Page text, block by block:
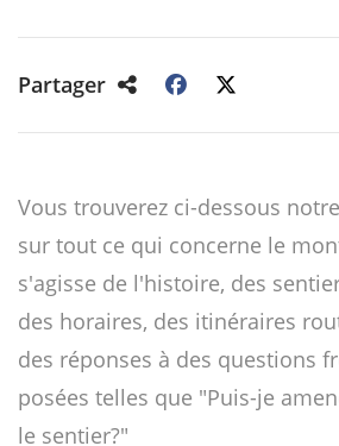
Partager
Vous trouverez ci-dessous
sur tout ce qui concerne le
s'agisse de l'histoire, des
des horaires, des itinéraires
des réponses à des questions
posées telles que "Puis-je
le sentier?"